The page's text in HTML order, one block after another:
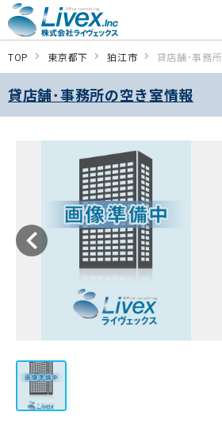
TOP 東京都下 狛江市 貸店舗･事務所
貸店舗･事務所の空き室情報